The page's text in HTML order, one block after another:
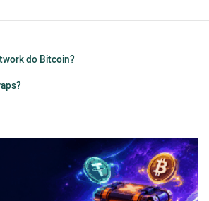
do Bitcoin?